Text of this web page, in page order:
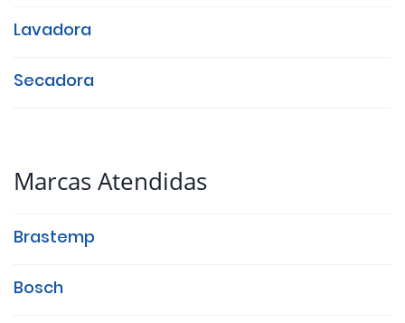
Lavadora
Secadora
Marcas Atendidas
Brastemp
Bosch